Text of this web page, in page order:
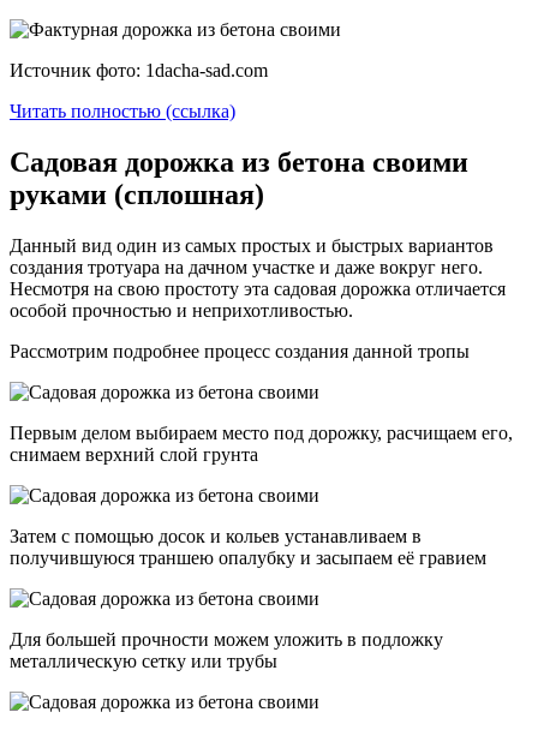
Источник фото: 1dacha-sad.com
Читать полностью (ссылка)
Садовая дорожка из бетона своими
руками (сплошная)
Данный вид один из самых простых и быстрых вариантов
создания тротуара на дачном участке и даже вокруг него.
Несмотря на свою простоту эта садовая дорожка отличается
особой прочностью и неприхотливостью.
Рассмотрим подробнее процесс создания данной тропы
Первым делом выбираем место под дорожку, расчищаем его,
снимаем верхний слой грунта
Затем с помощью досок и кольев устанавливаем в
получившуюся траншею опалубку и засыпаем её гравием
Для большей прочности можем уложить в подложку
металлическую сетку или трубы